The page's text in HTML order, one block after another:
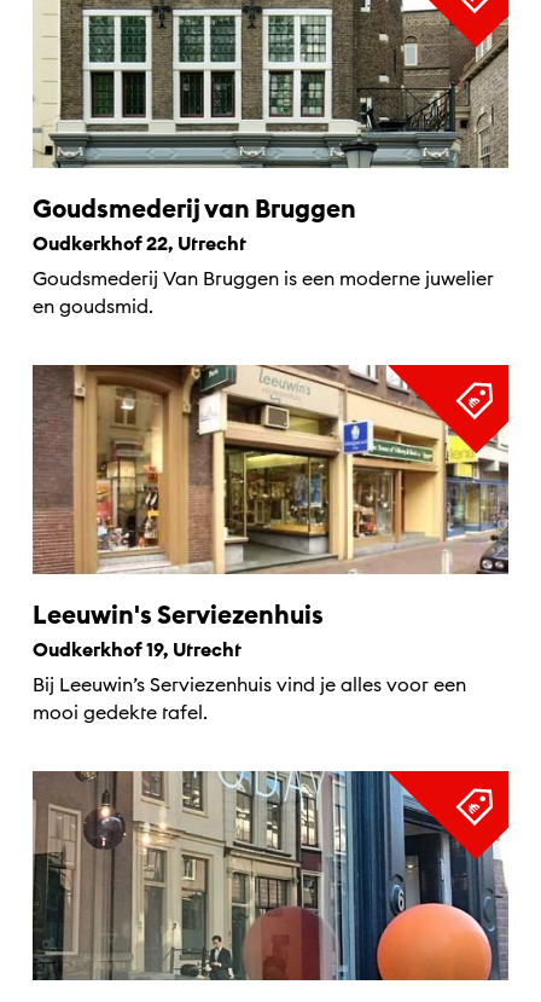
Goudsmederij van Bruggen
Oudkerkhof 22, Utrecht
Goudsmederij Van Bruggen is een moderne juwelier
en goudsmid.
Leeuwin's Serviezenhuis
Oudkerkhof 19, Utrecht
Bij Leeuwin’s Serviezenhuis vind je alles voor een
mooi gedekte tafel.